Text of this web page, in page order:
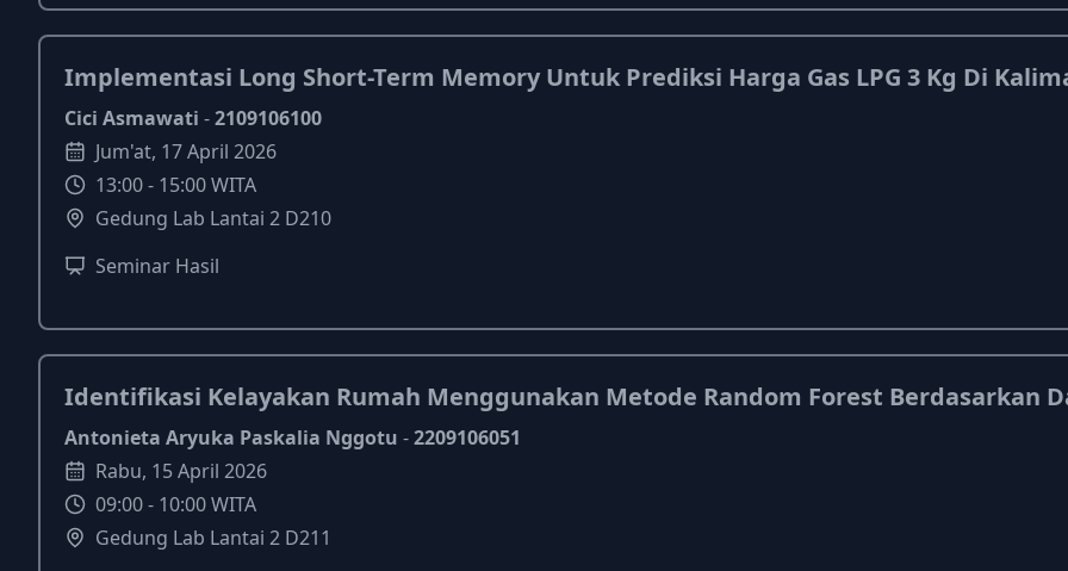
Implementasi Long Short-Term Memory Untuk Prediksi Harga Gas LPG 3 Kg Di
Cici Asmawati -2109106100
Jum'at, 17April 2026
13:00- 15:00WITA
Gedung Lab Lantai 2 D210
Seminar Hasil
Identifikasi Kelayakan Rumah Menggunakan Metode Random Forest Berdasarkan
Antonieta Aryuka Paskalia Nggotu -2209106051
Rabu, 15April 2026
09:00- 10:00WITA
Gedung Lab Lantai 2 D211